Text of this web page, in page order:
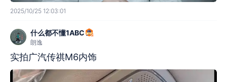
2025/10/25 12:03:01
什么都不懂1ABC
朗逸
实拍广汽传祺M6内饰